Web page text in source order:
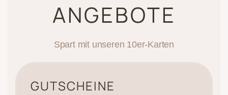
ANGEBOTE
Spart mit unseren 10er-Karten
GUTSCHEINE